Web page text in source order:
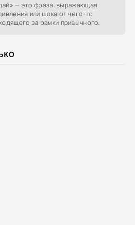
— это фраза, выражающая
или шока от чего-то
за рамки привычного.